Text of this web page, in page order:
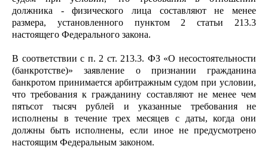
должника - физического лица составляют не менее
размера, установленного пунктом 2 статьи 213.3
настоящего Федерального закона.
В соответствии с п. 2 ст. 213.3. ФЗ «О несостоятельности
(банкротстве)» заявление о признании гражданина
банкротом принимается арбитражным судом при условии,
что требования к гражданину составляют не менее чем
пятьсот тысяч рублей и указанные требования не
исполнены в течение трех месяцев с даты, когда они
должны быть исполнены, если иное не предусмотрено
настоящим Федеральным законом.